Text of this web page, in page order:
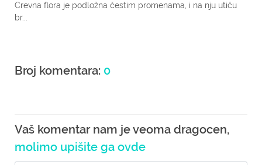
Crevna flora je podložna čestim promenama, i na nju utiču
br...
Broj komentara: 0
Vaš komentar nam je veoma dragocen,
molimo upišite ga ovde